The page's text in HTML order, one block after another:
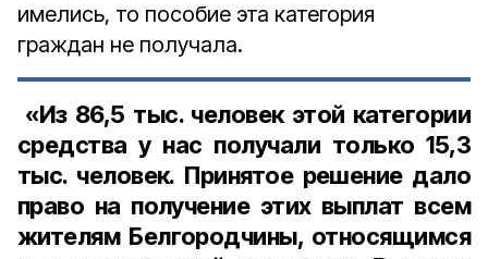
имелись, то пособие эта категория
граждан не получала.
«Из 86,5 тыс. человек этой категории
средства у нас получали только15,3
тыс. человек. Принятое решение дало
право на получение этих выплат всем
жителям Белгородчины, относящимся